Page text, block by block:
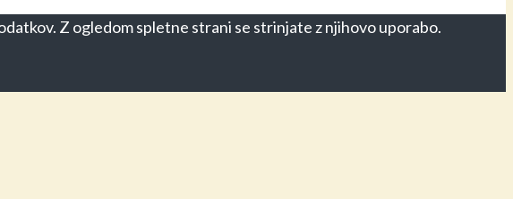
Z ogledom spletne strani se strinjate z njihovo uporabo.